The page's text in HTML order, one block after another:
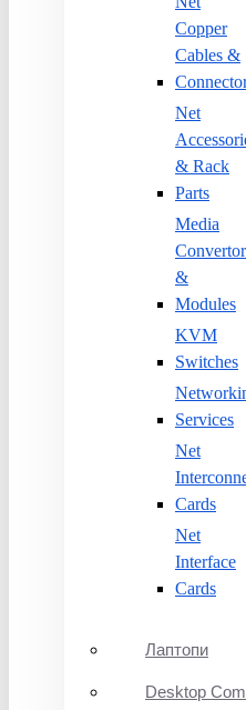
Copper
Cables &
Net
& Rack
Parts
Media
&
Modules
KVM
Switches
Services
Net
Cards
Net
Interface
Cards
Лаптопи
Desktop